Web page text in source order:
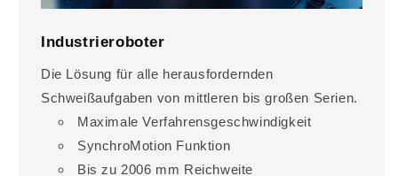
Industrieroboter
Die Lösung für alle herausfordernden
Schweißaufgaben von mittleren bis großen Serien.
Maximale Verfahrensgeschwindigkeit
SynchroMotion Funktion
Bis zu 2006 mm Reichweite